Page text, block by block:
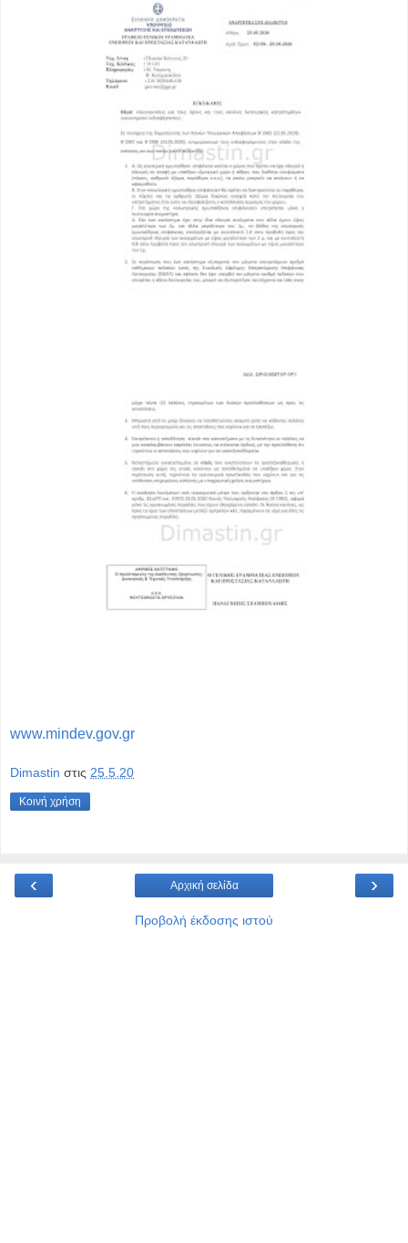
www.mindev.gov.gr
Dimastin στις 25.5.20
Κοινή χρήση
‹ ›
Αρχική σελίδα
Προβολή έκδοσης ιστού